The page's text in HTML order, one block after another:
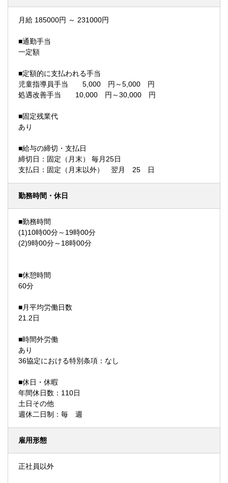
月給 185000円 ～ 231000円
■通勤手当
一定額
■定額的に支払われる手当
児童指導員手当 5,000 円～5,000 円
処遇改善手当 10,000 円～30,000 円
■固定残業代
あり
■給与の締切・支払日
締切日：固定（月末） 毎月25日
支払日：固定（月末以外） 翌月 25 日
勤務時間・休日
■勤務時間
(1)10時00分～19時00分
(2)9時00分～18時00分
■休憩時間
60分
■月平均労働日数
21.2日
■時間外労働
あり
36協定における特別条項：なし
■休日・休暇
年間休日数：110日
土日その他
週休二日制：毎 週
雇用形態
正社員以外